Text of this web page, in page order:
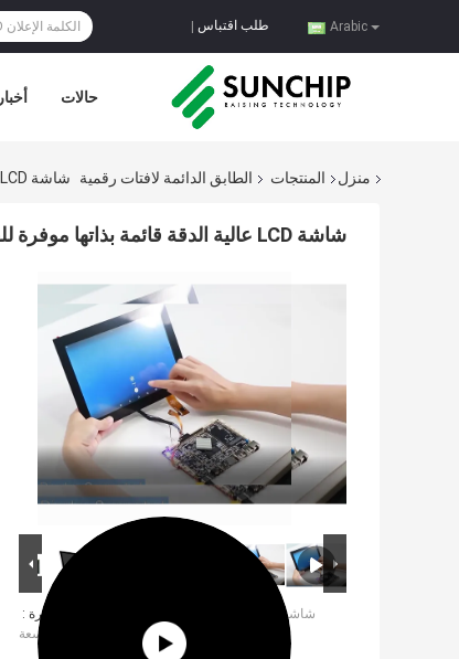
Arabic طلب اقتباس
أخبار حالات
منزل المنتجات الطابق الدائمة لافتات رقمية شاشة LCD عالية الدقة قائمة بذاتها موفرة للطاقة زوايا مشاهدة واسعة
شاشة LCD عالية الدقة قائمة بذاتها موفرة للطاقة زوايا مشاهدة واسعة
صورة كبيرة :
للطاقة زوايا مشاهدة واسعة